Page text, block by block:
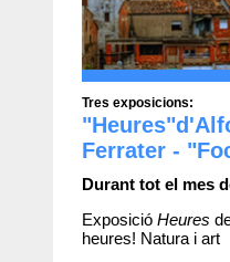
Tres exposicions:
Ferrater -
Durant tot el mes
Exposició Heures
heures! Natura i art